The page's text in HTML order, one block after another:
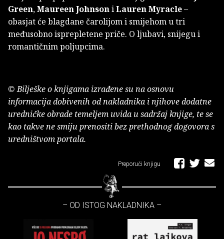
Green,Maureen JohnsoniLauren Myracle–
obasjat će blagdane čarolijom i smijehom u tri
međusobno isprepletene priče. O ljubavi, snijegu i
romantičnim poljupcima.
© Bilješke o knjigama izrađene su na osnovu
informacija dobivenih od nakladnika i njihove dodatne
uredničke obrade temeljem uvida u sadržaj knjige, te se
kao takve ne smiju prenositi bez prethodnog dogovora s
uredništvom portala.
Preporuči knjigu
– OD ISTOG NAKLADNIKA –